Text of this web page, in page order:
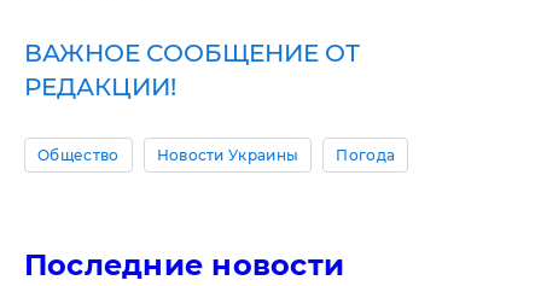
ВАЖНОЕ СООБЩЕНИЕ ОТ
РЕДАКЦИИ!
Общество Новости Украины Погода
Последние новости